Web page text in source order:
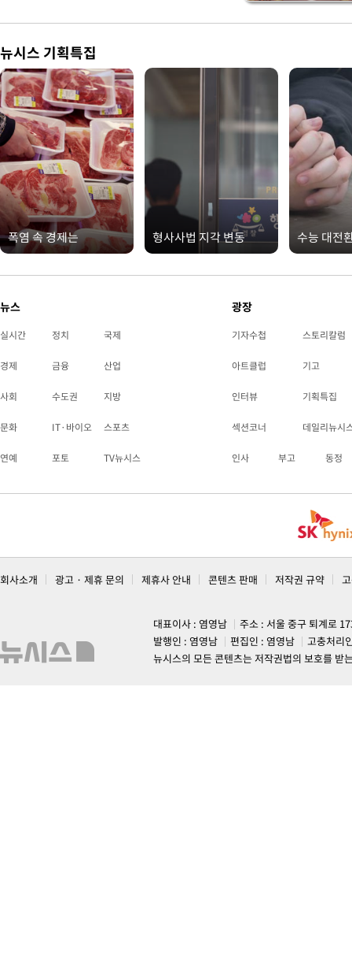
뉴시스 기획특집
폭염 속 경제는 형사사법 지각 변동 수능 대전
뉴스
실시간 정치 국제
경제 금융 산업
사회 수도권 지방
문화 IT·바이오 스포츠
연예 포토 TV뉴시스
광장
기자수첩 스토리칼럼
아트클럽 기고
인터뷰 기획특집
섹션코너 데일리뉴시
인사 부고 동정
회사소개 광고 · 제휴 문의 제휴사 안내 콘텐츠 판매 저작권 규약
대표이사 : 염영남
주소 : 서울 중구 퇴계로
발행인 : 염영남
편집인 : 염영남
고충처리
뉴시스의 모든 콘텐츠는 저작권법의 보호를